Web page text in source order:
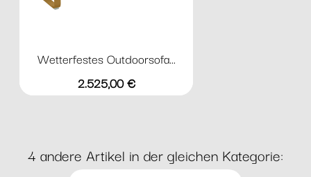
Wetterfestes Outdoorsofa...
Preis
2.525,00 €
4 andere Artikel in der gleichen Kategorie: